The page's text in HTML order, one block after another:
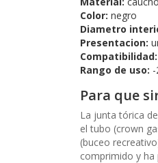
Color: negro
Diametro
Presentacion:
Compatibilidad:
Rango de uso:
Para que
La junta tórica
el tubo (crown
(buceo
comprimido y ha